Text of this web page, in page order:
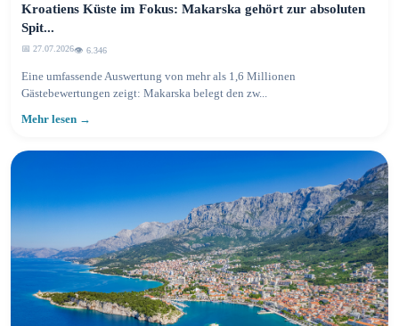
Kroatiens Küste im Fokus: Makarska gehört zur absoluten
Spit...
📅 27.07.2026👁️ 6.346
Eine umfassende Auswertung von mehr als 1,6 Millionen
Gästebewertungen zeigt: Makarska belegt den zw...
Mehr lesen →